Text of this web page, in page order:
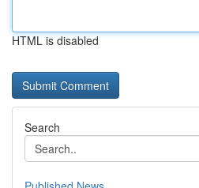
HTML is disabled
Search